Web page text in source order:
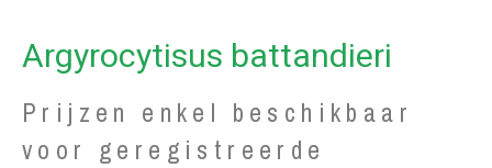
Argyrocytisus battandieri
Prijzen enkel beschikbaar
voor geregistreerde